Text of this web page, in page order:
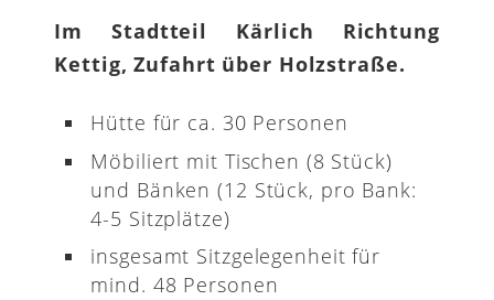
Im Stadtteil Kärlich Richtung
Kettig, Zufahrt über Holzstraße.
Hütte für ca. 30 Personen
Möbiliert mit Tischen (8 Stück)
und Bänken (12 Stück, pro Bank:
4-5 Sitzplätze)
insgesamt Sitzgelegenheit für
mind. 48 Personen